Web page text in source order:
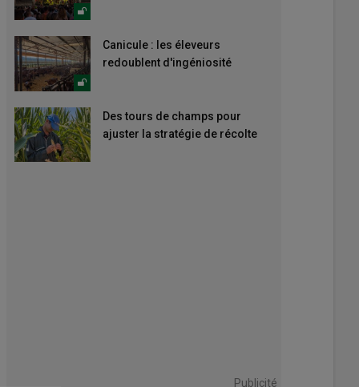
Canicule : les éleveurs
redoublent d'ingéniosité
Des tours de champs pour
ajuster la stratégie de récolte
Publicité